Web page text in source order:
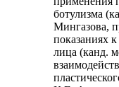
ботулизма
Мингазова,
показаниях
лица (канд.